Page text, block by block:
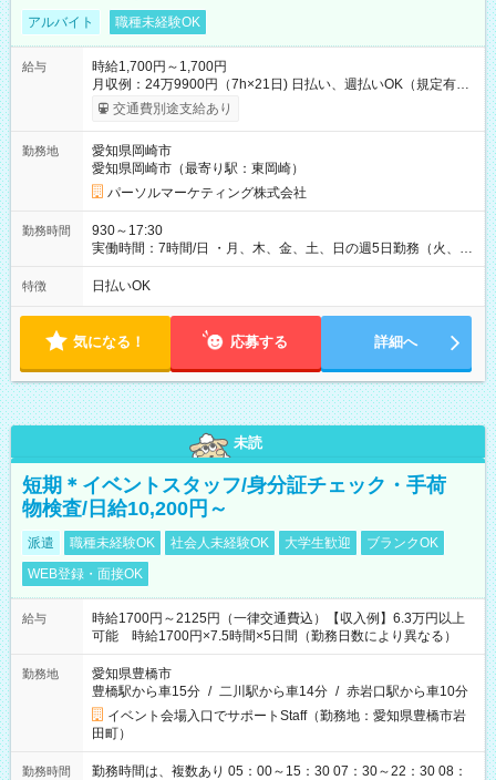
アルバイト 職種未経験OK
給与
時給1,700円～1,700円
月収例：24万9900円（7h×21日) 日払い、週払いOK（規定有
り） 【試用期間】試用期間なし
交通費別途支給あり
勤務地
愛知県岡崎市
愛知県岡崎市（最寄り駅：東岡崎）
パーソルマーケティング株式会社
勤務時間
930～17:30
実働時間：7時間/日 ・月、木、金、土、日の週5日勤務（火、水
は固定休です／夏季、年末年始等、長期休暇有り！） ・ワンシ
フト！ 残業ほぼナシ（0～5h/月）
特徴 日払いOK
気になる！ 応募する 詳細へ
未読
短期＊イベントスタッフ/身分証チェック・手荷
物検査/日給10,200円～
派遣 職種未経験OK 社会人未経験OK 大学生歓迎
ブランクOK
WEB登録・面接OK
給与
時給1700円～2125円（一律交通費込）【収入例】6.3万円以上
可能 時給1700円×7.5時間×5日間（勤務日数により異なる）
勤務地
愛知県豊橋市
豊橋駅から車15分 / 二川駅から車14分 / 赤岩口駅から車10分
イベント会場入口でサポートStaff（勤務地：愛知県豊橋市岩
田町）
勤務時間
勤務時間は、複数あり 05：00～15：30 07：30～22：30 08：